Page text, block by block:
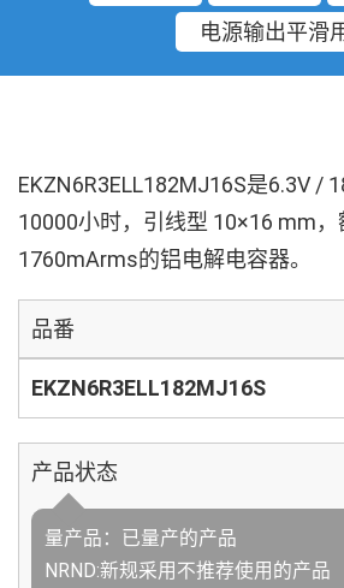
电源输出平滑
EKZN6R3ELL182MJ16S是6.3V /
10000小时，引线型 10×16 mm
1760mArms的铝电解电容器。
品番
EKZN6R3ELL182MJ16S
产品状态
量产品：已量产的产品
NRND:新规采用不推荐使用的产品